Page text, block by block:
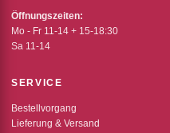
Öffnungszeiten:
Mo - Fr 11-14 + 15-18:30
Sa 11-14
SERVICE
Bestellvorgang
Lieferung & Versand